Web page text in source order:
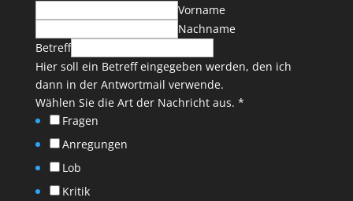
Vorname
Nachname
Betreff
Hier soll ein Betreff eingegeben werden, den ich
dann in der Antwortmail verwende.
Wählen Sie die Art der Nachricht aus. *
Fragen
Anregungen
Lob
Kritik